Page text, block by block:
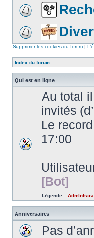
Supprimer les cookies du forum |
Index du forum
Qui est en ligne
Au total
invités
Le
17:00
[Bot]
Légende ::
Anniversaires
Pas